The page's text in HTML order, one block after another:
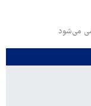
می‌شود